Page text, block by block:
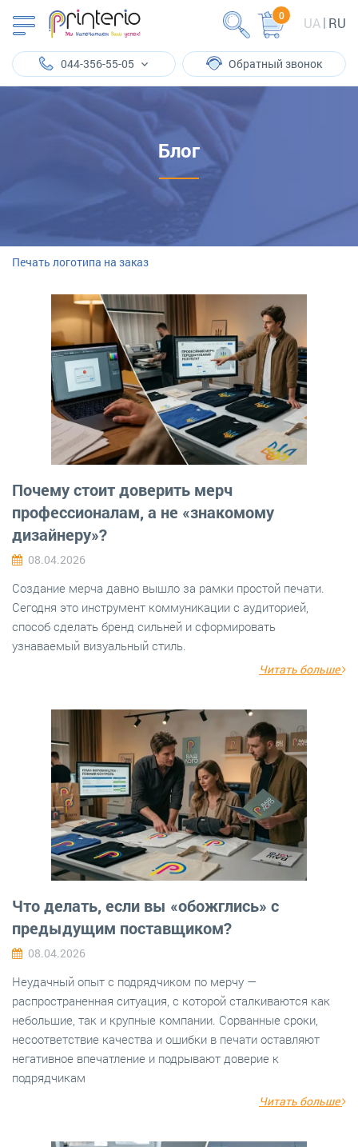
UA RU
0
044-356-55-05 Обратный звонок
Блог
Печать логотипа на заказ
Почему стоит доверить мерч
профессионалам, а не «знакомому
дизайнеру»?
08.04.2026
Создание мерча давно вышло за рамки простой печати.
Сегодня это инструмент коммуникации с аудиторией,
способ сделать бренд сильней и сформировать
узнаваемый визуальный стиль.
Читать больше
Что делать, если вы «обожглись» с
предыдущим поставщиком?
08.04.2026
Неудачный опыт с подрядчиком по мерчу —
распространенная ситуация, с которой сталкиваются как
небольшие, так и крупные компании. Сорванные сроки,
несоответствие качества и ошибки в печати оставляют
негативное впечатление и подрывают доверие к
подрядчикам
Читать больше